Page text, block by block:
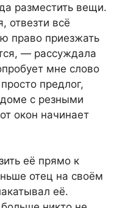
разместить вещи.
отвезти всё
право приезжать
— рассуждала
мне слово
предлог,
доме с резными
окон начинает
её прямо к
отец на своём
её.